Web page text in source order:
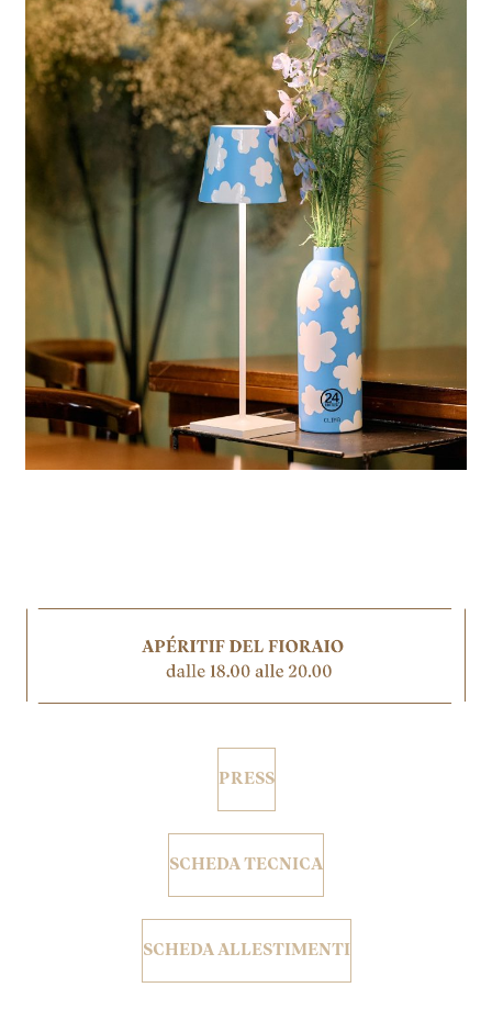
PRESS
SCHEDA TECNICA
SCHEDA ALLESTIMENTI